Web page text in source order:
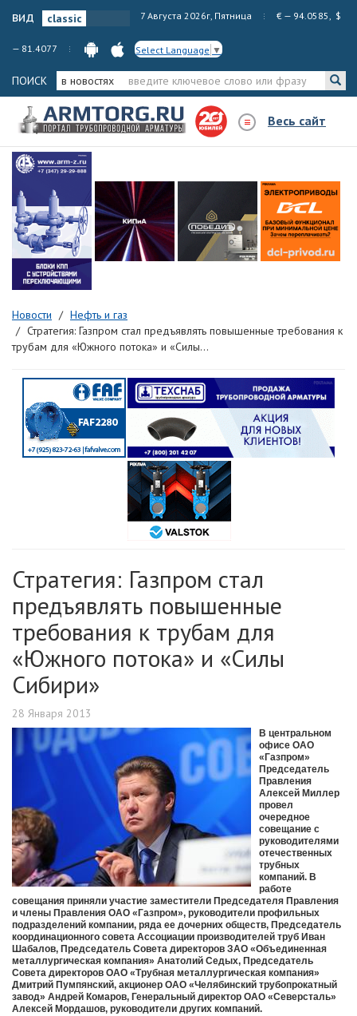
вид 7 Августа 2026г, Пятница € — 94.0585, $
— 81.4077 Select Language ▼
ПОИСК в новостях
Весь сайт
Новости
Нефть и газ
Стратегия: Газпром стал предъявлять повышенные требования к
трубам для «Южного потока» и «Силы...
Стратегия: Газпром стал
предъявлять повышенные
требования к трубам для
«Южного потока» и «Силы
Сибири»
28 Января 2013
В центральном
офисе ОАО
«Газпром»
Председатель
Правления
Алексей Миллер
провел
очередное
совещание с
руководителями
отечественных
трубных
компаний. В
работе
совещания приняли участие заместители Председателя Правления
и члены Правления ОАО «Газпром», руководители профильных
подразделений компании, ряда ее дочерних обществ, Председатель
координационного совета Ассоциации производителей труб Иван
Шабалов, Председатель Совета директоров ЗАО «Объединенная
металлургическая компания» Анатолий Седых, Председатель
Совета директоров ОАО «Трубная металлургическая компания»
Дмитрий Пумпянский, акционер ОАО «Челябинский трубопрокатный
завод» Андрей Комаров, Генеральный директор ОАО «Северсталь»
Алексей Мордашов, руководители других компаний.